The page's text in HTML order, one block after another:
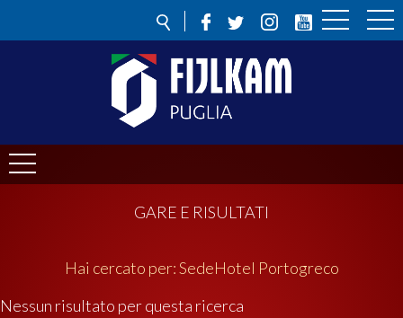
GARE E RISULTATI
Hai cercato per:SedeHotel Portogreco
Nessun risultato per questa ricerca